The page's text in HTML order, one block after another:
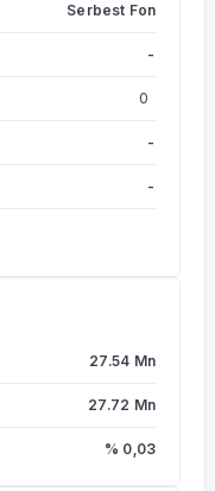
Serbest Fon
-
0
-
-
27.54 Mn
27.72 Mn
% 0,03